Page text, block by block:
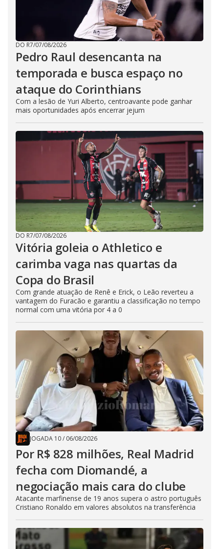
DO R7/07/08/2026
Pedro Raul desencanta na
temporada e busca espaço no
ataque do Corinthians
Com a lesão de Yuri Alberto, centroavante pode ganhar
mais oportunidades após encerrar jejum
DO R7/07/08/2026
Vitória goleia o Athletico e
carimba vaga nas quartas da
Copa do Brasil
Com grande atuação de Renê e Erick, o Leão reverteu a
vantagem do Furacão e garantiu a classificação no tempo
normal com uma vitória por 4 a 0
JOGADA 10/ 06/08/2026
Por R$ 828 milhões, Real Madrid
fecha com Diomandé, a
negociação mais cara do clube
Atacante marfinense de 19 anos supera o astro português
Cristiano Ronaldo em valores absolutos na transferência